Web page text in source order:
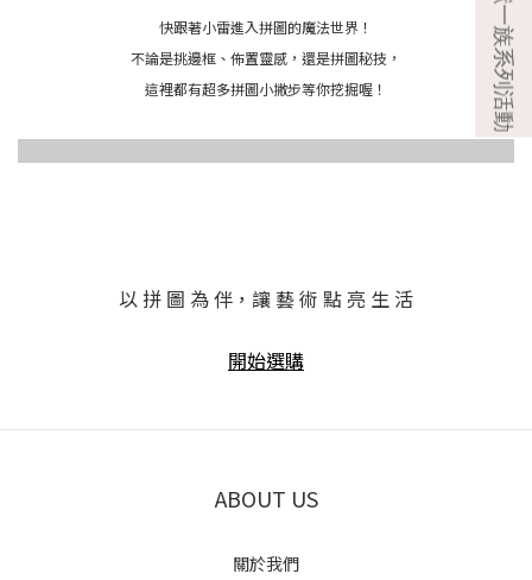
快跟著小雷進入拼圖的魔法世界！
不論是挑邊框、佈置靈感，還是拼圖秘技，
這裡都有超多拼圖小撇步等你挖掘喔！
以 拼 圖 為 伴，讓 藝 術 點 亮 生 活
開始選購
ABOUT US
關於我們